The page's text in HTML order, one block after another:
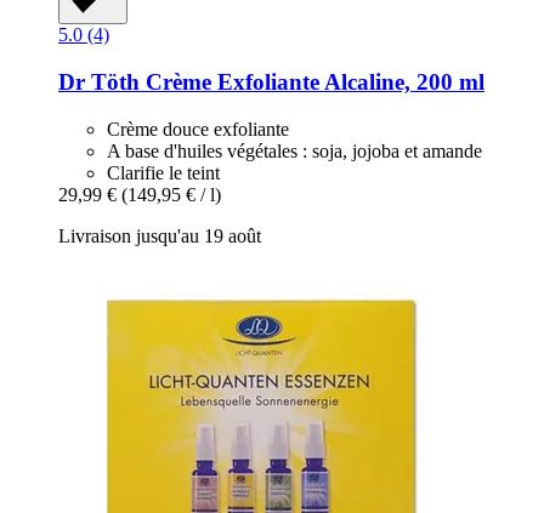
5.0 (4)
Dr Töth Crème Exfoliante Alcaline, 200 ml
Crème douce exfoliante
A base d'huiles végétales : soja, jojoba et amande
Clarifie le teint
29,99 € (149,95 € / l)
Livraison jusqu'au 19 août